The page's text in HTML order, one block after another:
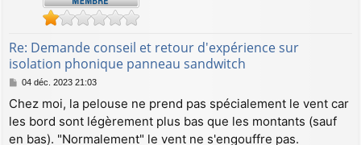
Re: Demande conseil et retour d'expérience sur
isolation phonique panneau sandwitch
M
s
s
04 déc. 2023 21:03
Chez moi, la pelouse ne prend pas spécialement le vent car
les bord sont légèrement plus bas que les montants (sauf
en bas). "Normalement" le vent ne s'engouffre pas.